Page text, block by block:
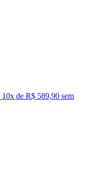
10x de R$ 589,90 sem